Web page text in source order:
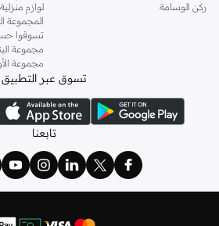
تصفح مجموعة بوو بوو واعثر على صفقات رائعة على
إرجاع سهلة ودفع آمن لتجربة تسوق سلسة.
ركن الوسامة
لوازم منزلية
المجموعة
تسوقوا
مجموعة
مجموعة
تسوق عبر التطبيق
تابعنا